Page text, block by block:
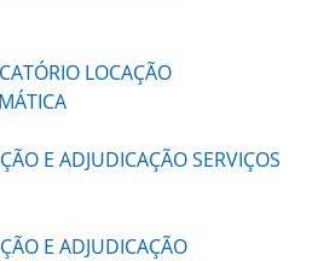
LOCAÇÃO
E ADJUDICAÇÃO SERVIÇOS
E ADJUDICAÇÃO